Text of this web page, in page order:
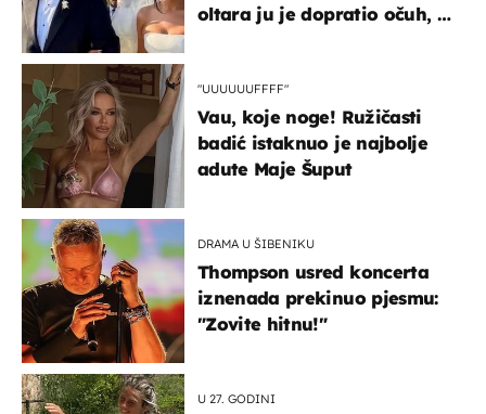
oltara ju je dopratio očuh, a
"UUUUUUFFFF"
Vau, koje noge! Ružičasti
badić istaknuo je najbolje
adute Maje Šuput
DRAMA U ŠIBENIKU
Thompson usred koncerta
iznenada prekinuo pjesmu:
"Zovite hitnu!"
U 27. GODINI